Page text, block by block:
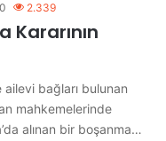
0 2.339
Kararının
bağları bulunan
mahkemelerinde
alınan bir boşanma…